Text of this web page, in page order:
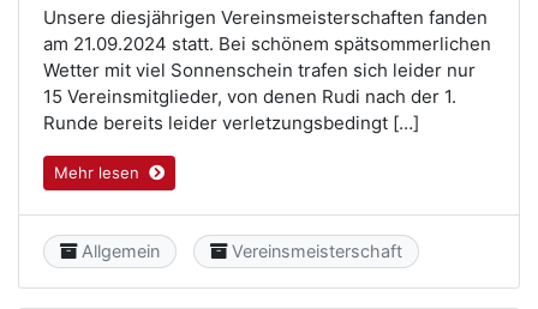
Unsere diesjährigen Vereinsmeisterschaften fanden
am 21.09.2024 statt. Bei schönem spätsommerlichen
Wetter mit viel Sonnenschein trafen sich leider nur
15 Vereinsmitglieder, von denen Rudi nach der 1.
Runde bereits leider verletzungsbedingt […]
Mehr lesen
Category
Allgemein Category
Vereinsmeisterschaft